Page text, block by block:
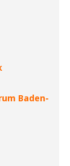
Baden-